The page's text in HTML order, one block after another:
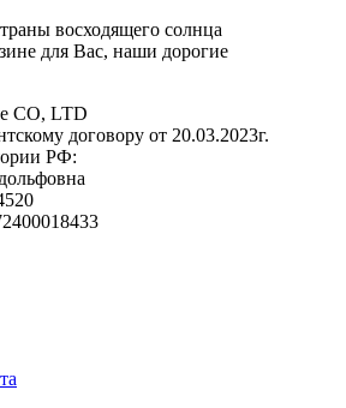
восходящего солнца
для Вас, наши дорогие
CO, LTD
договору от 20.03.2023г.
РФ: